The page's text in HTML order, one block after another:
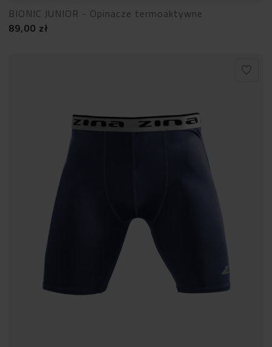
BIONIC JUNIOR - Opinacze termoaktywne
89,00 zł